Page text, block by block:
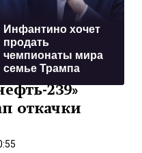
Инфантино хочет
продать
чемпионаты мира
семье Трампа
239»
откачки